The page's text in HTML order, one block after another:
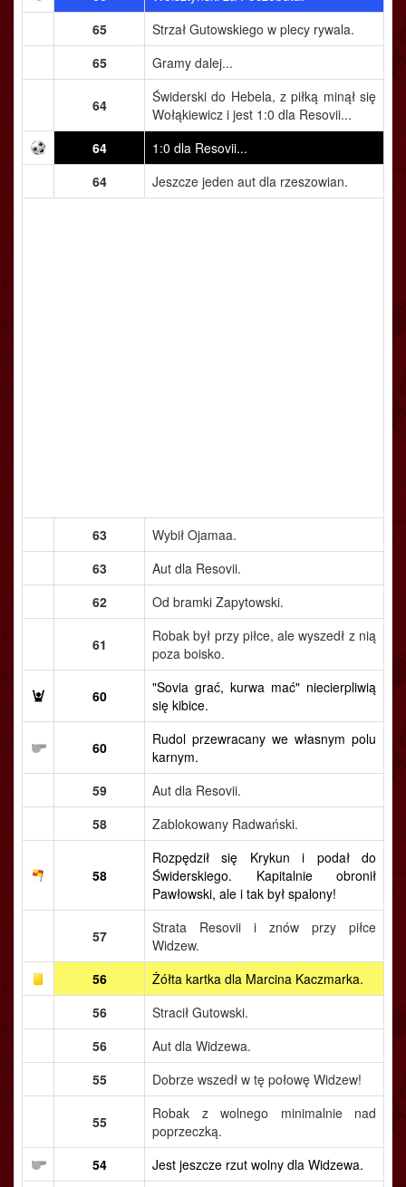
65
Strzał Gutowskiego w plecy rywala.
65
Gramy dalej...
64
Świderski do Hebela, z piłką minął się
Wołąkiewicz i jest 1:0 dla Resovii...
64
1:0 dla Resovii...
64
Jeszcze jeden aut dla rzeszowian.
63
Wybił Ojamaa.
63
Aut dla Resovii.
62
Od bramki Zapytowski.
61
Robak był przy piłce, ale wyszedł z nią
poza boisko.
60
"Sovia grać, kurwa mać" niecierpliwią
się kibice.
60
Rudol przewracany we własnym polu
karnym.
59
Aut dla Resovii.
58
Zablokowany Radwański.
58
Rozpędził się Krykun i podał do
Świderskiego. Kapitalnie obronił
Pawłowski, ale i tak był spalony!
57
Strata Resovii i znów przy piłce
Widzew.
56
Żółta kartka dla Marcina Kaczmarka.
56
Stracił Gutowski.
56
Aut dla Widzewa.
55
Dobrze wszedł w tę połowę Widzew!
55
Robak z wolnego minimalnie nad
poprzeczką.
54
Jest jeszcze rzut wolny dla Widzewa.